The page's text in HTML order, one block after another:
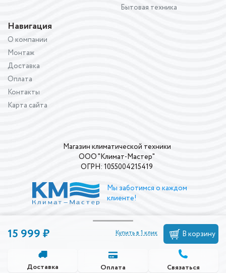
15 999 ₽ Купить в 1 клик В корзину
Доставка Оплата Связаться
Бытовая техника
Навигация
О компании
Монтаж
Доставка
Оплата
Контакты
Карта сайта
Магазин климатической техники
ООО "Климат-Мастер"
ОГРН: 1055004215419
Мы заботимся о каждом
клиенте!